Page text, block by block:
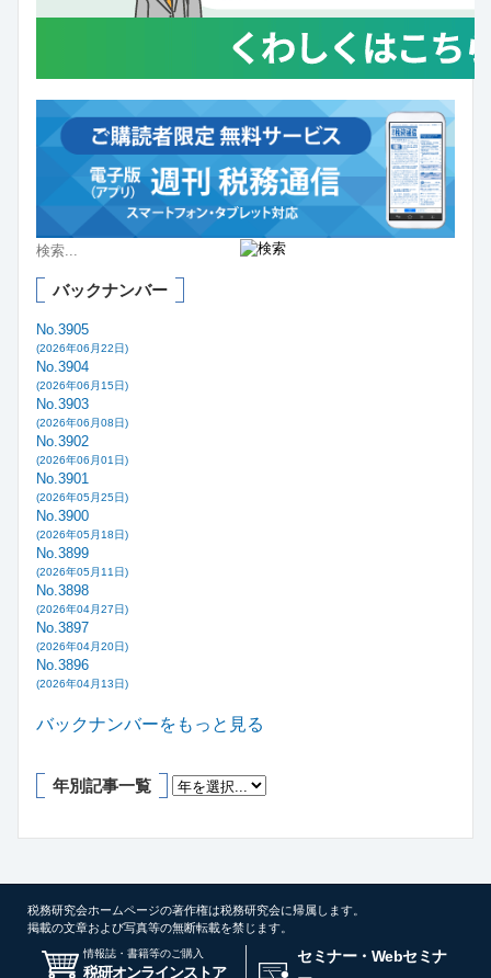
バックナンバー
No.3905
(2026年06月22日)
No.3904
(2026年06月15日)
No.3903
(2026年06月08日)
No.3902
(2026年06月01日)
No.3901
(2026年05月25日)
No.3900
(2026年05月18日)
No.3899
(2026年05月11日)
No.3898
(2026年04月27日)
No.3897
(2026年04月20日)
No.3896
(2026年04月13日)
バックナンバーをもっと見る
年別記事一覧
税務研究会ホームページの著作権は税務研究会に帰属します。
掲載の文章および写真等の無断転載を禁じます。
情報誌・書籍等のご購入
税研オンラインストア
セミナー・Webセミナ